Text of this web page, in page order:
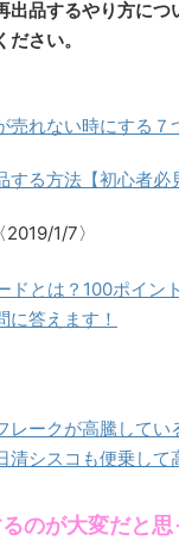
出品するやり方につ
さい。
売れない時にする７
する方法【初心者必
〈2019/1/7〉
ドとは？100ポイン
に答えます！
レークが高騰してい
清シスコも便乗して
のが大変だと